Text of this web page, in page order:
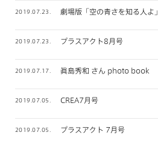
2019.07.23. 劇場版「空の青さを知る人よ」
2019.07.23. プラスアクト8月号
2019.07.17. 眞島秀和 さん photo book
2019.07.05. CREA7月号
2019.07.05. プラスアクト 7月号